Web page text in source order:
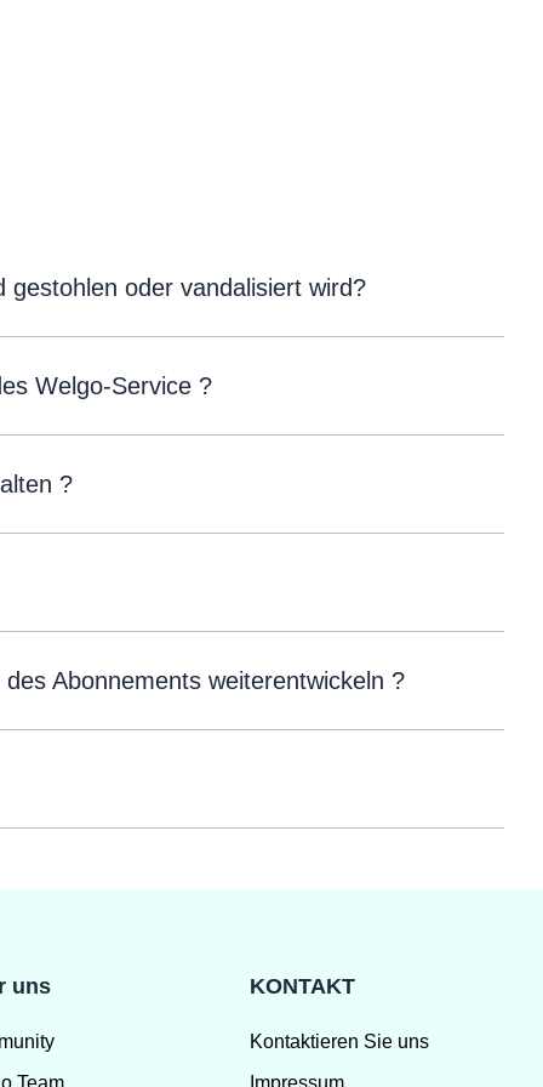
oder vandalisiert wird?
Welgo-Service ?
?
Abonnements weiterentwickeln ?
uns KONTAKT
Kontaktieren Sie uns